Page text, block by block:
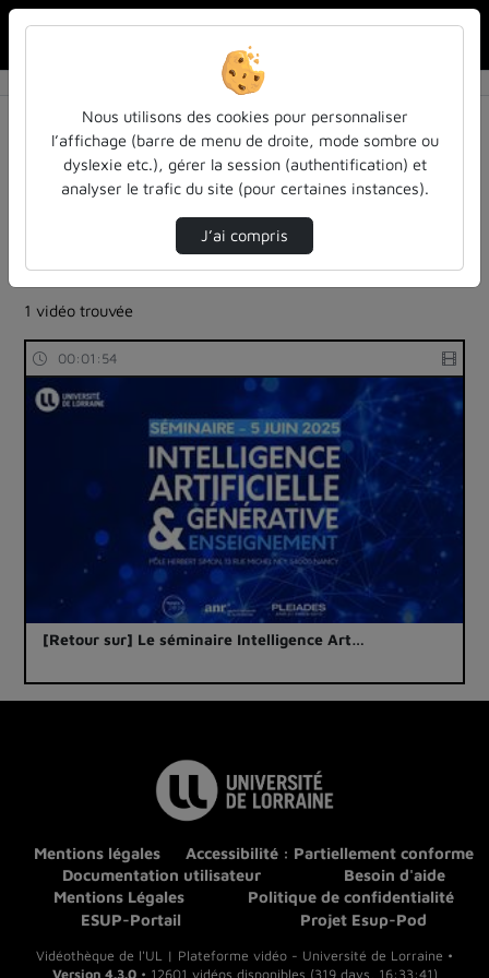
Résultats de la recherche
Filtres actifs (cliquer pour en retirer) :
sdun-videos-en-ligne
debat-mouvant
ia-lintelligence-artificielle-approches-et-usages-a-
enseignement-recherche
1 vidéo trouvée
00:01:54
[Retour sur] Le séminaire Intelligence Art…
Mentions légales
Accessibilité : Partiellement conforme
Documentation utilisateur
Besoin d'aide
Mentions Légales
Politique de confidentialité
ESUP-Portail
Projet Esup-Pod
Vidéothèque de l'UL | Plateforme vidéo - Université de Lorraine •
Version 4.3.0• 12601 vidéos disponibles (319 days, 16:33:41)
Nous utilisons des cookies pour personnaliser
l’affichage (barre de menu de droite, mode sombre ou
dyslexie etc.), gérer la session (authentification) et
analyser le trafic du site (pour certaines instances).
J’ai compris